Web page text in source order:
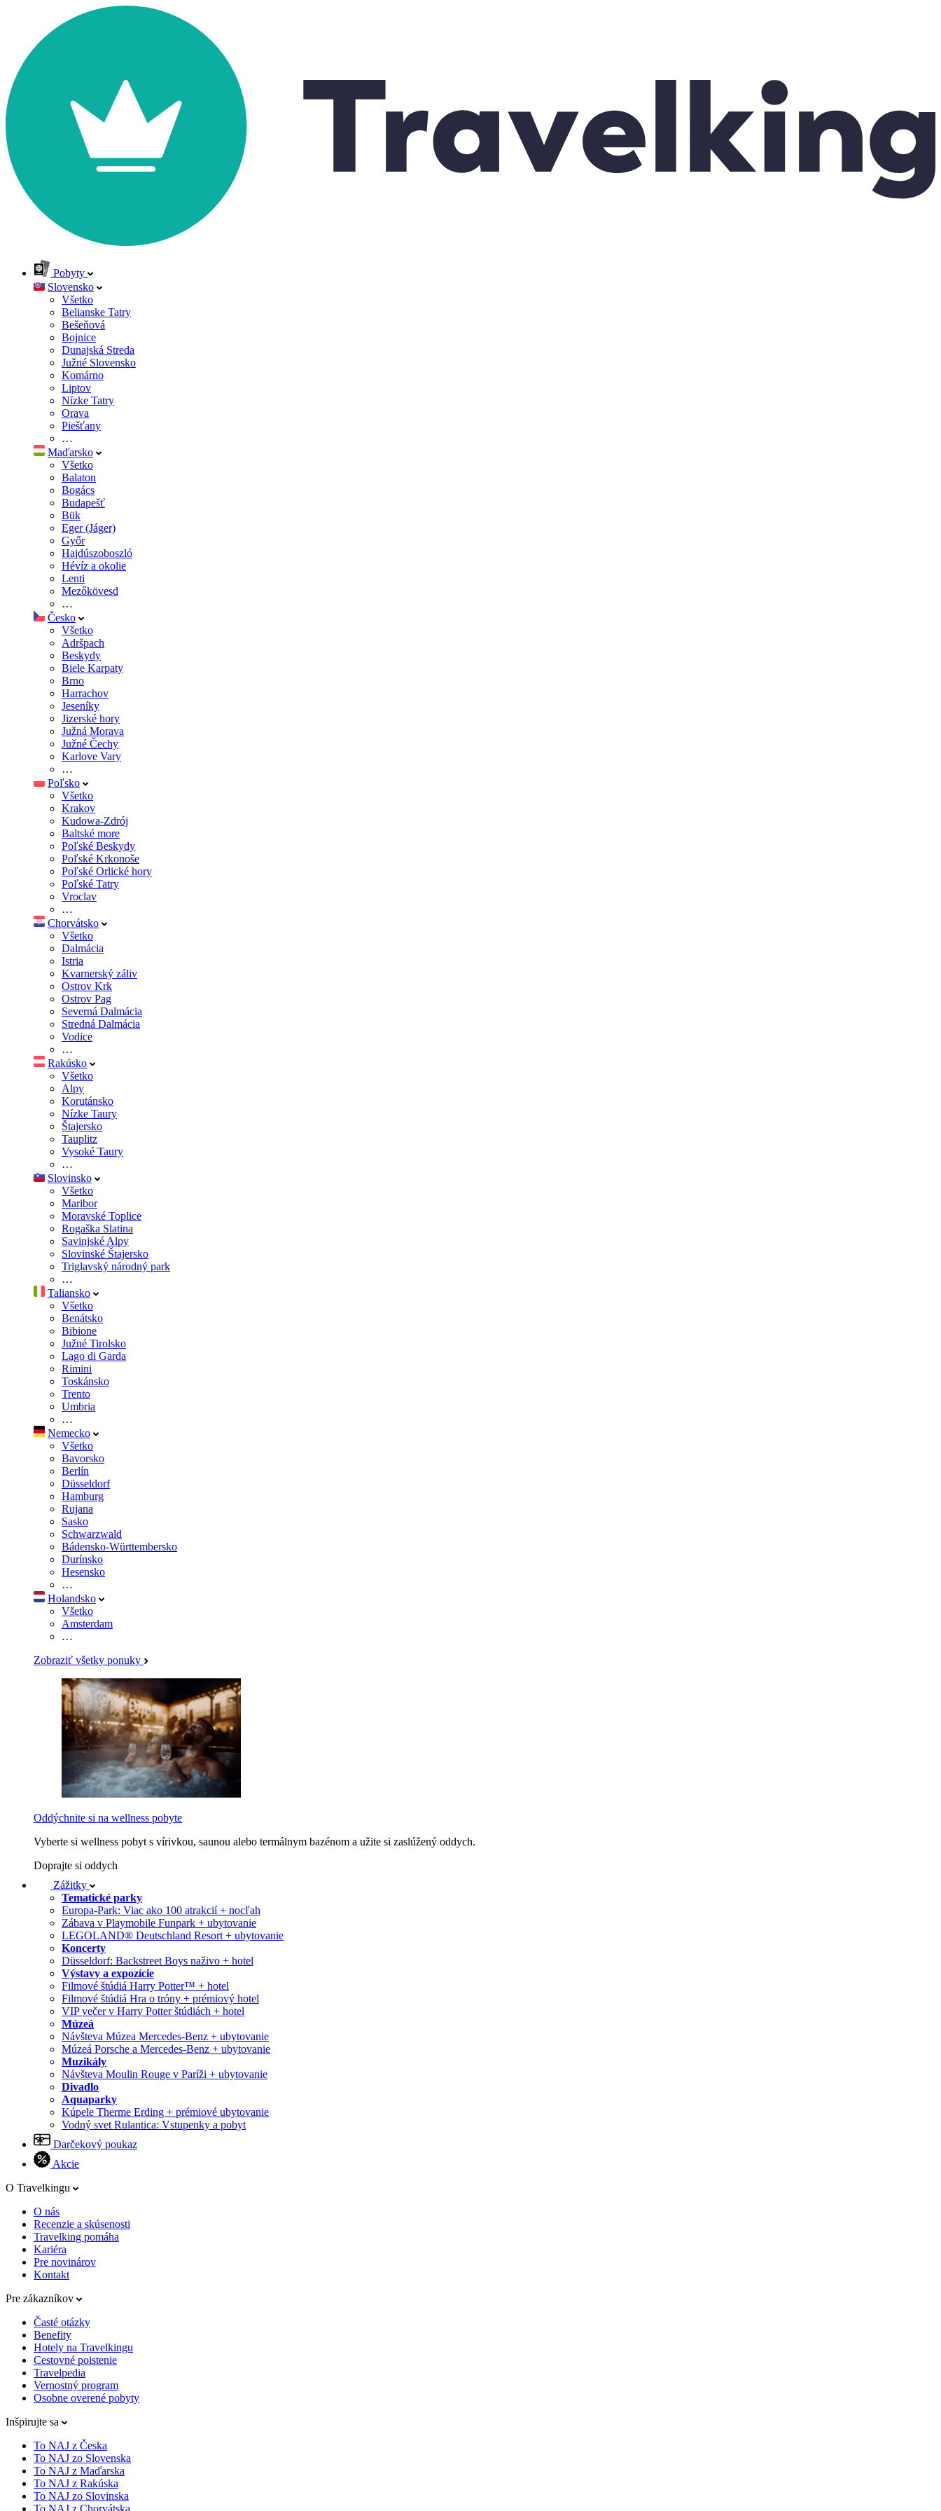
Pobyty
Slovensko
Všetko
Belianske Tatry
Bešeňová
Bojnice
Dunajská Streda
Južné Slovensko
Komárno
Liptov
Nízke Tatry
Orava
Piešťany
…
Maďarsko
Všetko
Balaton
Bogács
Budapešť
Bük
Eger (Jáger)
Győr
Hajdúszoboszló
Hévíz a okolie
Lenti
Mezőkövesd
…
Česko
Všetko
Adršpach
Beskydy
Biele Karpaty
Brno
Harrachov
Jeseníky
Jizerské hory
Južná Morava
Južné Čechy
Karlove Vary
…
Poľsko
Všetko
Krakov
Kudowa-Zdrój
Baltské more
Poľské Beskydy
Poľské Krkonoše
Poľské Orlické hory
Poľské Tatry
Vroclav
…
Chorvátsko
Všetko
Dalmácia
Istria
Kvarnerský záliv
Ostrov Krk
Ostrov Pag
Severná Dalmácia
Stredná Dalmácia
Vodice
…
Rakúsko
Všetko
Alpy
Korutánsko
Nízke Taury
Štajersko
Tauplitz
Vysoké Taury
…
Slovinsko
Všetko
Maribor
Moravské Toplice
Rogaška Slatina
Savinjské Alpy
Slovinské Štajersko
Triglavský národný park
…
Taliansko
Všetko
Benátsko
Bibione
Južné Tirolsko
Lago di Garda
Rimini
Toskánsko
Trento
Umbria
…
Nemecko
Všetko
Bavorsko
Berlín
Düsseldorf
Hamburg
Rujana
Sasko
Schwarzwald
Bádensko-Württembersko
Durínsko
Hesensko
…
Holandsko
Všetko
Amsterdam
…
Zobraziť všetky ponuky
Oddýchnite si na wellness pobyte
Vyberte si wellness pobyt s vírivkou, saunou alebo termálnym bazénom a užite si zaslúžený oddych.
Doprajte si oddych
Zážitky
Tematické parky
Europa-Park: Viac ako 100 atrakcií + nocľah
Zábava v Playmobile Funpark + ubytovanie
LEGOLAND® Deutschland Resort + ubytovanie
Koncerty
Düsseldorf: Backstreet Boys naživo + hotel
Výstavy a expozície
Filmové štúdiá Harry Potter™ + hotel
Filmové štúdiá Hra o tróny + prémiový hotel
VIP večer v Harry Potter štúdiách + hotel
Múzeá
Návšteva Múzea Mercedes-Benz + ubytovanie
Múzeá Porsche a Mercedes-Benz + ubytovanie
Muzikály
Návšteva Moulin Rouge v Paríži + ubytovanie
Divadlo
Aquaparky
Kúpele Therme Erding + prémiové ubytovanie
Vodný svet Rulantica: Vstupenky a pobyt
Darčekový poukaz
Akcie
O Travelkingu
O nás
Recenzie a skúsenosti
Travelking pomáha
Kariéra
Pre novinárov
Kontakt
Pre zákazníkov
Časté otázky
Benefity
Hotely na Travelkingu
Cestovné poistenie
Travelpedia
Vernostný program
Osobne overené pobyty
Inšpirujte sa
To NAJ z Česka
To NAJ zo Slovenska
To NAJ z Maďarska
To NAJ z Rakúska
To NAJ zo Slovinska
To NAJ z Chorvátska